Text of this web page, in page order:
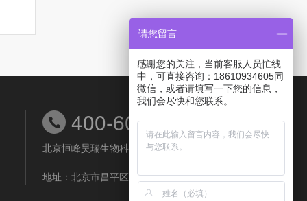
400-6038-558
北京恒峰昊瑞生物科技有限公司
地址：北京市昌平区北清路生命科学园博达大厦
请您留言
感谢您的关注，当前客服人员忙线
中，可直接咨询：18610934605同
微信，或者请填写一下您的信息，
我们会尽快和您联系。